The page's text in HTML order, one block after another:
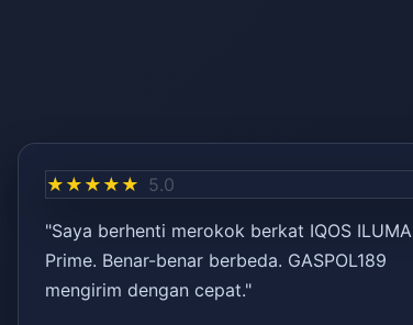
★★★★★ 5.0
"Saya berhenti merokok berkat IQOS ILUMA
Prime. Benar-benar berbeda. GASPOL189
mengirim dengan cepat."